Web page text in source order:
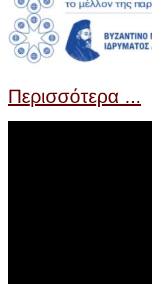
Περισσότερα ...